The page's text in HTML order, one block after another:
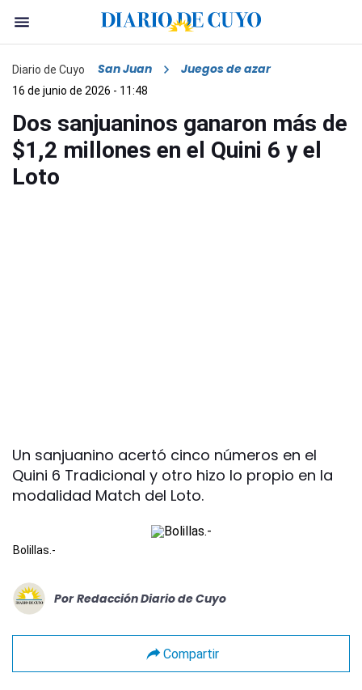
Diario de Cuyo San Juan Juegos de azar
16 de junio de 2026 - 11:48
Dos sanjuaninos ganaron más de
$1,2 millones en el Quini 6 y el
Loto
Un sanjuanino acertó cinco números en el
Quini 6 Tradicional y otro hizo lo propio en la
modalidad Match del Loto.
Bolillas.-
Por Redacción Diario de Cuyo
Compartir